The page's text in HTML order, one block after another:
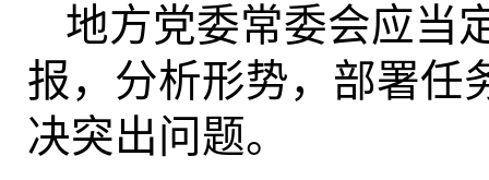
地方党委常委会应当
报，分析形势，部署任
决突出问题。